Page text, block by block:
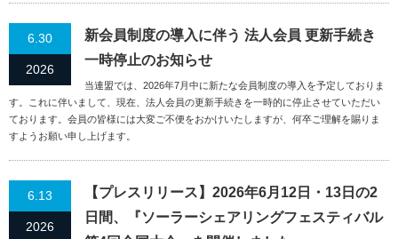
6.30
2026
新会員制度の導入に伴う 法人会員 更新手続き
一時停止のお知らせ
当連盟では、2026年7月中に新たな会員制度の導入を予定しておりま
す。これに伴いまして、現在、法人会員の更新手続きを一時的に停止させていただい
ております。会員の皆様には大変ご不便をおかけいたしますが、何卒ご理解を賜りま
すようお願い申し上げます。
6.13
2026
【プレスリリース】2026年6月12日・13日の2
日間、『ソーラーシェアリングフェスティバル